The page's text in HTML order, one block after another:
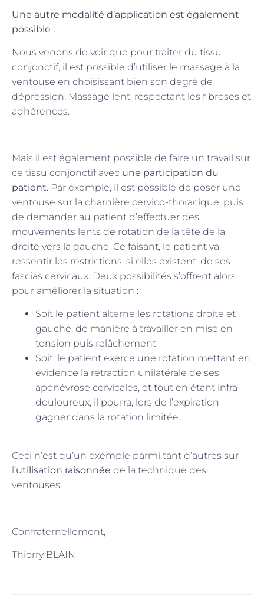
Une autre modalité d’application est également
possible :
Nous venons de voir que pour traiter du tissu
conjonctif, il est possible d’utiliser le massage à la
ventouse en choisissant bien son degré de
dépression. Massage lent, respectant les fibroses et
adhérences.
Mais il est également possible de faire un travail sur
ce tissu conjonctif avec une participation du
patient. Par exemple, il est possible de poser une
ventouse sur la charnière cervico-thoracique, puis
de demander au patient d’effectuer des
mouvements lents de rotation de la tête de la
droite vers la gauche. Ce faisant, le patient va
ressentir les restrictions, si elles existent, de ses
fascias cervicaux. Deux possibilités s’offrent alors
pour améliorer la situation :
Soit le patient alterne les rotations droite et
gauche, de manière à travailler en mise en
tension puis relâchement.
Soit, le patient exerce une rotation mettant en
évidence la rétraction unilatérale de ses
aponévrose cervicales, et tout en étant infra
douloureux, il pourra, lors de l’expiration
gagner dans la rotation limitée.
Ceci n’est qu’un exemple parmi tant d’autres sur
l’utilisation raisonnée de la technique des
ventouses.
Confraternellement,
Thierry BLAIN